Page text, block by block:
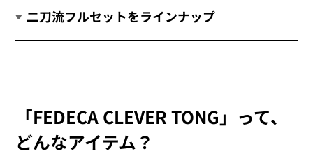
二刀流フルセットをラインナップ
「FEDECA CLEVER TONG」って、
どんなアイテム？